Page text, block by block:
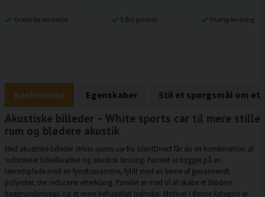
Gratis forsendelse 5 års garanti Hurtig levering
Beskrivelse Egenskaber Stil et spørgsmål om et
Akustiske billeder – White sports car til mere stille
rum og blødere akustik
Med akustiske billeder White sports carfra SilentDirect får du en kombination af
sofistikeret billedkvalitet og akustisk løsning. Panelet er bygget på en
lærredsplade med en fyrretræramme, fyldt med en kerne af genanvendt
polyester, der reducerer efterklang. Panelet er med til at skabe et blødere
baggrundsniveau og et mere behageligt lydmiljø. Motiver i denne kategori er